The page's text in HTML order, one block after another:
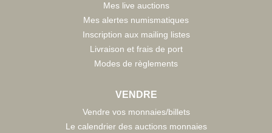
Mes live auctions
Mes alertes numismatiques
Inscription aux mailing listes
Livraison et frais de port
Modes de règlements
VENDRE
Vendre vos monnaies/billets
Le calendrier des auctions monnaies